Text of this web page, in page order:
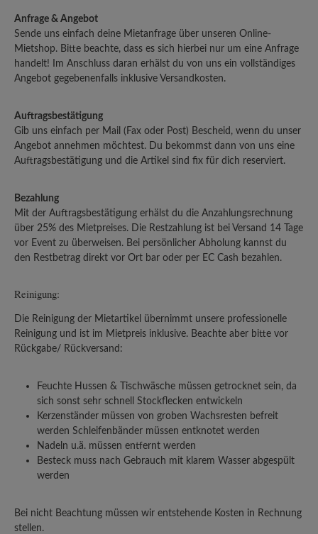
Anfrage & Angebot
Sende uns einfach deine Mietanfrage über unseren Online-
Mietshop. Bitte beachte, dass es sich hierbei nur um eine Anfrage
handelt! Im Anschluss daran erhälst du von uns ein vollständiges
Angebot gegebenenfalls inklusive Versandkosten.
Auftragsbestätigung
Gib uns einfach per Mail (Fax oder Post) Bescheid, wenn du unser
Angebot annehmen möchtest. Du bekommst dann von uns eine
Auftragsbestätigung und die Artikel sind fix für dich reserviert.
Bezahlung
Mit der Auftragsbestätigung erhälst du die Anzahlungsrechnung
über 25% des Mietpreises. Die Restzahlung ist bei Versand 14 Tage
vor Event zu überweisen. Bei persönlicher Abholung kannst du
den Restbetrag direkt vor Ort bar oder per EC Cash bezahlen.
Reinigung:
Die Reinigung der Mietartikel übernimmt unsere professionelle
Reinigung und ist im Mietpreis inklusive. Beachte aber bitte vor
Rückgabe/ Rückversand:
Feuchte Hussen & Tischwäsche müssen getrocknet sein, da
sich sonst sehr schnell Stockflecken entwickeln
Kerzenständer müssen von groben Wachsresten befreit
werden Schleifenbänder müssen entknotet werden
Nadeln u.ä. müssen entfernt werden
Besteck muss nach Gebrauch mit klarem Wasser abgespült
werden
Bei nicht Beachtung müssen wir entstehende Kosten in Rechnung
stellen.